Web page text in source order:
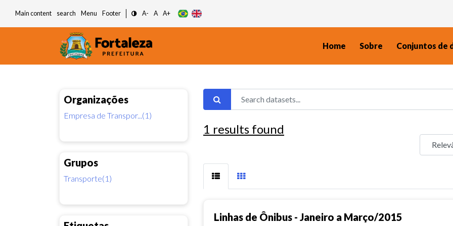
Main content search Menu Footer A- A A+
Home Sobre Conjuntos de
Organizações
Empresa de Transpor...(1)
Grupos
Transporte(1)
1 results found
Linhas de Ônibus - Janeiro a Março/2015